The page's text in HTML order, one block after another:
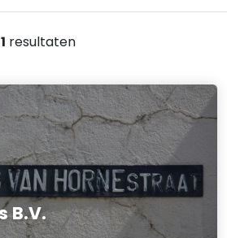
1 resultaten
B.V.